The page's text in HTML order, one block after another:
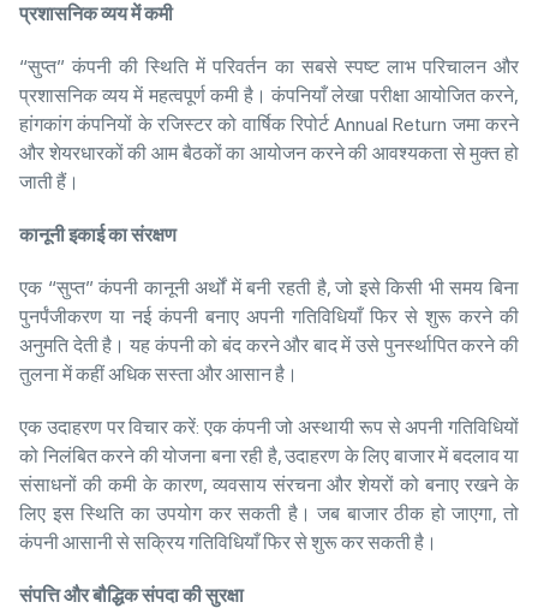
प्रशासनिकव्ययमेंकमी
“सुप्त” कंपनी की स्थिति में परिवर्तन का सबसे स्पष्ट लाभ परिचालन और
प्रशासनिक व्यय में महत्वपूर्ण कमी है। कंपनियाँ लेखा परीक्षा आयोजित करने,
हांगकांग कंपनियों के रजिस्टर को वार्षिक रिपोर्ट Annual Return जमा करने
और शेयरधारकों की आम बैठकों का आयोजन करने की आवश्यकता से मुक्त हो
जाती हैं।
कानूनीइकाईकासंरक्षण
एक “सुप्त” कंपनी कानूनी अर्थों में बनी रहती है, जो इसे किसी भी समय बिना
पुनर्पंजीकरण या नई कंपनी बनाए अपनी गतिविधियाँ फिर से शुरू करने की
अनुमति देती है। यह कंपनी को बंद करने और बाद में उसे पुनर्स्थापित करने की
तुलना में कहीं अधिक सस्ता और आसान है।
एक उदाहरण पर विचार करें: एक कंपनी जो अस्थायी रूप से अपनी गतिविधियों
को निलंबित करने की योजना बना रही है, उदाहरण के लिए बाजार में बदलाव या
संसाधनों की कमी के कारण, व्यवसाय संरचना और शेयरों को बनाए रखने के
लिए इस स्थिति का उपयोग कर सकती है। जब बाजार ठीक हो जाएगा, तो
कंपनी आसानी से सक्रिय गतिविधियाँ फिर से शुरू कर सकती है।
संपत्तिऔरबौद्धिकसंपदाकीसुरक्षा